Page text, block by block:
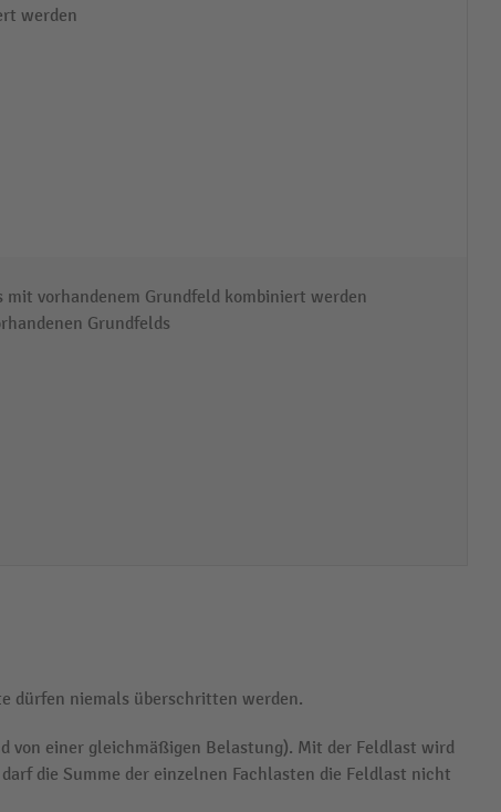
werden
mit vorhandenem Grundfeld kombiniert werden
Grundfelds
dürfen niemals überschritten werden.
von einer gleichmäßigen Belastung). Mit der Feldlast wird
die Summe der einzelnen Fachlasten die Feldlast nicht